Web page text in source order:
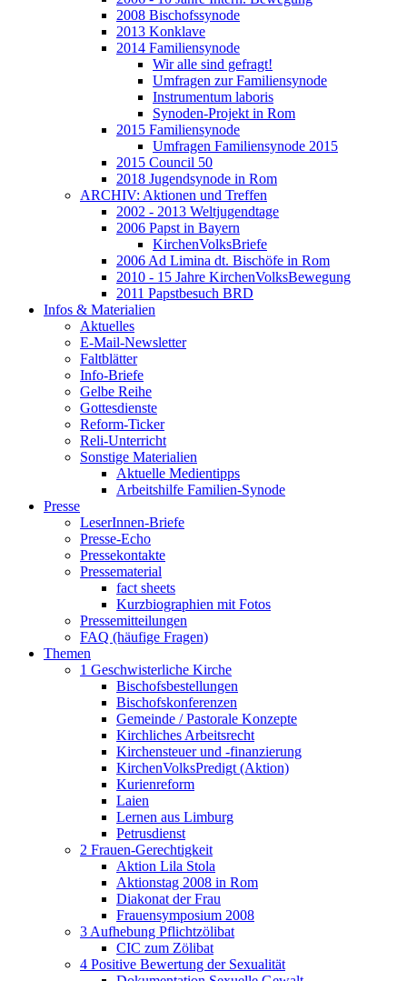
2008 Bischofssynode
2013 Konklave
2014 Familiensynode
Wir alle sind gefragt!
Umfragen zur Familiensynode
Instrumentum laboris
Synoden-Projekt in Rom
2015 Familiensynode
Umfragen Familiensynode 2015
2015 Council 50
2018 Jugendsynode in Rom
ARCHIV: Aktionen und Treffen
2002 - 2013 Weltjugendtage
2006 Papst in Bayern
KirchenVolksBriefe
2006 Ad Limina dt. Bischöfe in Rom
2010 - 15 Jahre KirchenVolksBewegung
2011 Papstbesuch BRD
Infos & Materialien
Aktuelles
E-Mail-Newsletter
Faltblätter
Info-Briefe
Gelbe Reihe
Gottesdienste
Reform-Ticker
Reli-Unterricht
Sonstige Materialien
Aktuelle Medientipps
Arbeitshilfe Familien-Synode
Presse
LeserInnen-Briefe
Presse-Echo
Pressekontakte
Pressematerial
fact sheets
Kurzbiographien mit Fotos
Pressemitteilungen
FAQ (häufige Fragen)
Themen
1 Geschwisterliche Kirche
Bischofsbestellungen
Bischofskonferenzen
Gemeinde / Pastorale Konzepte
Kirchliches Arbeitsrecht
Kirchensteuer und -finanzierung
KirchenVolksPredigt (Aktion)
Kurienreform
Laien
Lernen aus Limburg
Petrusdienst
2 Frauen-Gerechtigkeit
Aktion Lila Stola
Aktionstag 2008 in Rom
Diakonat der Frau
Frauensymposium 2008
3 Aufhebung Pflichtzölibat
CIC zum Zölibat
4 Positive Bewertung der Sexualität